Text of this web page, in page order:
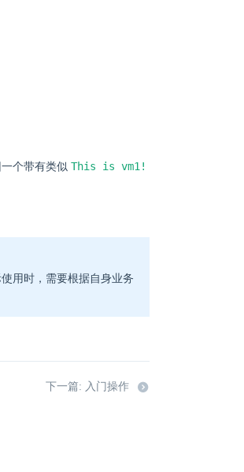
个带有类似 This is vm1!
用时，需要根据自身业务
下一篇: 入门操作